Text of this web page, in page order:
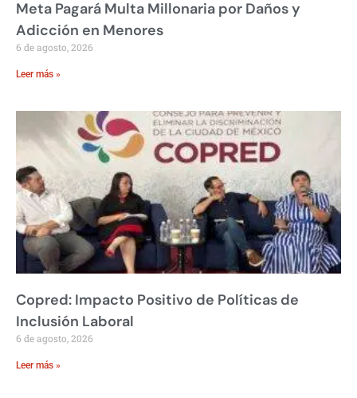
Meta Pagará Multa Millonaria por Daños y
Adicción en Menores
6 de agosto, 2026
Leer más »
Copred: Impacto Positivo de Políticas de
Inclusión Laboral
6 de agosto, 2026
Leer más »